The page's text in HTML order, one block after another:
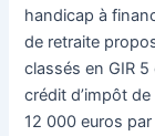
handicap à
de retraite
classés en GIR
crédit d’impôt
12 000 euros